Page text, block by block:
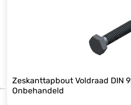
Zeskanttapbout Voldraad DIN
Onbehandeld